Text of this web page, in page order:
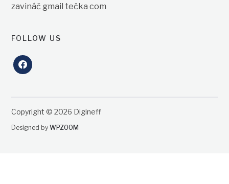
zavináč gmail tečka com
FOLLOW US
facebook
Copyright © 2026 Digineff
Designed byWPZOOM